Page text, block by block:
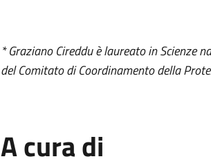
* Graziano Cireddu è laureato in Scienze
del Comitato di Coordinamento della
A cura di